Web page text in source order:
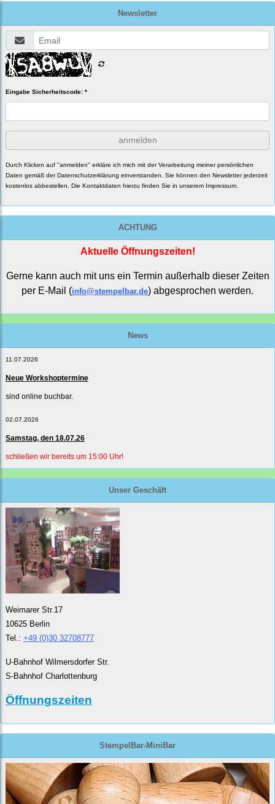
Newsletter
Eingabe Sicherheitscode: *
anmelden
Durch Klicken auf "anmelden" erkläre ich mich mit der Verarbeitung meiner persönlichen
Daten gemäß der Datenschutzerklärung einverstanden. Sie können den Newsletter jederzeit
kostenlos abbestellen. Die Kontaktdaten hierzu finden Sie in unserem Impressum.
ACHTUNG
Aktuelle Öffnungszeiten!
Gerne kann auch mit uns ein Termin außerhalb dieser Zeiten
per E-Mail (info@stempelbar.de) abgesprochen werden.
News
11.07.2026
Neue Workshoptermine
sind online buchbar.
02.07.2026
Samstag, den 18.07.26
schließen wir bereits um 15:00 Uhr!
Unser Geschäft
Weimarer Str.17
10625 Berlin
Tel.: +49 (0)30 32708777
U-Bahnhof Wilmersdorfer Str.
S-Bahnhof Charlottenburg
Öffnungszeiten
StempelBar-MiniBar